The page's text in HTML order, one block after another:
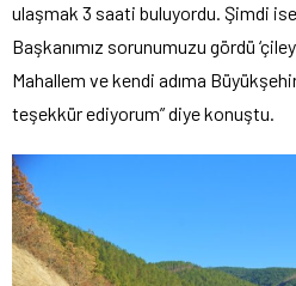
ulaşmak 3 saati buluyordu. Şimdi
Başkanımız sorunumuzu gördü
Mahallem ve kendi adıma
teşekkür ediyorum” diye konuştu.